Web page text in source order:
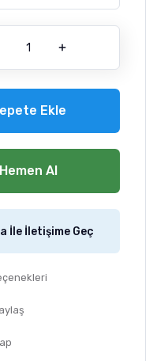
Ekle
Hemen Al
İle İletişime Geç